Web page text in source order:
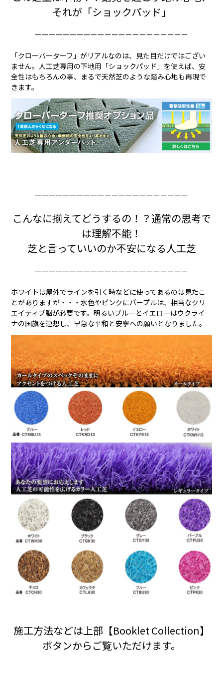
それが「ショックパッド」
ーーーーーーーーーーーーーーーーーーーーーー
「クローバーターフ」がリアルなのは、見た目だけではござい
ません。人工芝専用の下地用「ショックパッド」を使えば、安
全性はもちろんの事、まるで天然芝のような踏み心地も再現で
きます。
ーーーーーーーーーーーーーーーーーーーーーー
こんなに揃えてどうするの！？通常の思考で
は理解不能！
芝と言っていいのか不安になる人工芝
ーーーーーーーーーーーーーーーーーーーーーー
ホワイトは屋外でラインを引く時などに使ってあるのは見たこ
とがありますが・・・水色やピンクにパープルは、相当なクリ
エイティブ脳が必要です。明るいブルーとイエローはウクライ
ナの国旗を連想し、早急な平和と安寧への願いとなりました。
施工方法などは上部【Booklet Collection】
ボタンからご覧いただけます。